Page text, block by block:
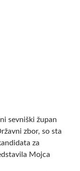
sevniški župan
zbor, so sta
za
Mojca